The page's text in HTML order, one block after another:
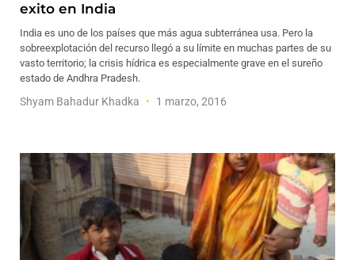
exito en India
India es uno de los países que más agua subterránea usa. Pero la
sobreexplotación del recurso llegó a su límite en muchas partes de su
vasto territorio; la crisis hídrica es especialmente grave en el sureño
estado de Andhra Pradesh.
Shyam Bahadur Khadka 1 marzo, 2016